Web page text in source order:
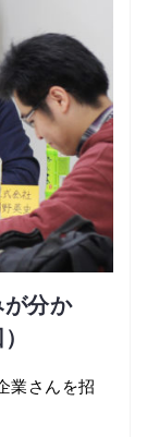
分か
業さんを招